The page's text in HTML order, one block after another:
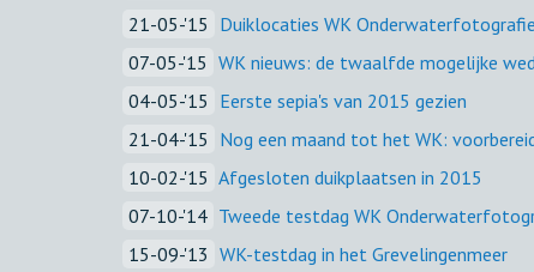
21-05-'15 Duiklocaties WK
07-05-'15 WK nieuws: de twaalfde mogelijke
04-05-'15 Eerste sepia's van 2015 gezien
21-04-'15 Nog een maand tot het WK:
10-02-'15 Afgesloten duikplaatsen in 2015
07-10-'14 Tweede testdag WK
15-09-'13 WK-testdag in het Grevelingenmeer